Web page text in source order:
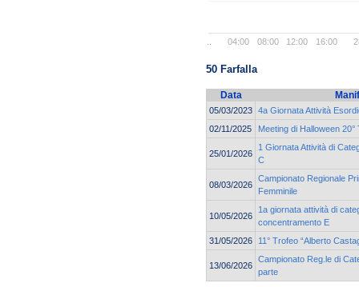
04:00 08:00 12:00 16:00
50 Farfalla
Data
05/03/2023 4a Giornata Attività
02/11/2025
Meeting di Halloween
25/01/2026
1 Giornata Attività di
C
08/03/2026
Campionato Regionale
Femminile
10/05/2026
1a giornata attività di
concentramento E
31/05/2026
11° Trofeo “Alberto
13/06/2026
Campionato Reg.le di
parte